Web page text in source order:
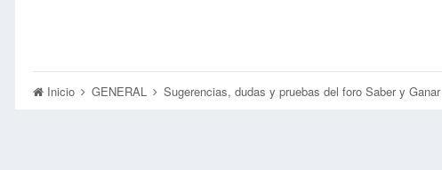
Inicio GENERAL Sugerencias, dudas y pruebas del foro Saber y Ganar